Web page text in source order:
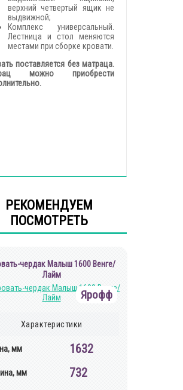
верхний четвертый ящик не
выдвижной;
Комплекс универсальный.
Лестница и стол меняются
местами при сборке кровати.
поставляется без матраца.
можно приобрести
РЕКОМЕНДУЕМ
ПОСМОТРЕТЬ
чердак Малыш 1600 Венге/
Лайм
Ярофф
Характеристики
мм 1632
мм 732